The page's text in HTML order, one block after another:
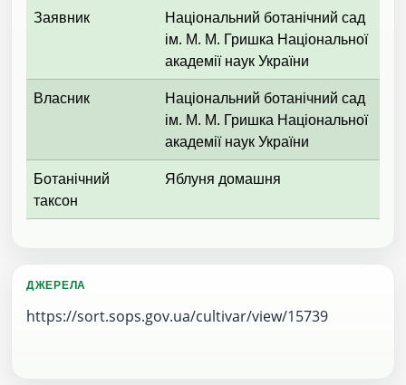
Заявник
Національний ботанічний сад
ім. М. М. Гришка Національної
академії наук України
Власник
Національний ботанічний сад
ім. М. М. Гришка Національної
академії наук України
Ботанічний
таксон
Яблуня домашня
ДЖЕРЕЛА
https://sort.sops.gov.ua/cultivar/view/15739